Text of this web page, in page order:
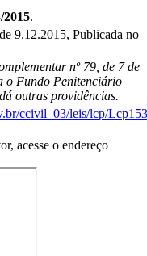
.
9.12.2015, Publicada no
nº 79, de 7 de
o Fundo Penitenciário
outras providências.
ccivil_03/leis/lcp/
acesse o endereço